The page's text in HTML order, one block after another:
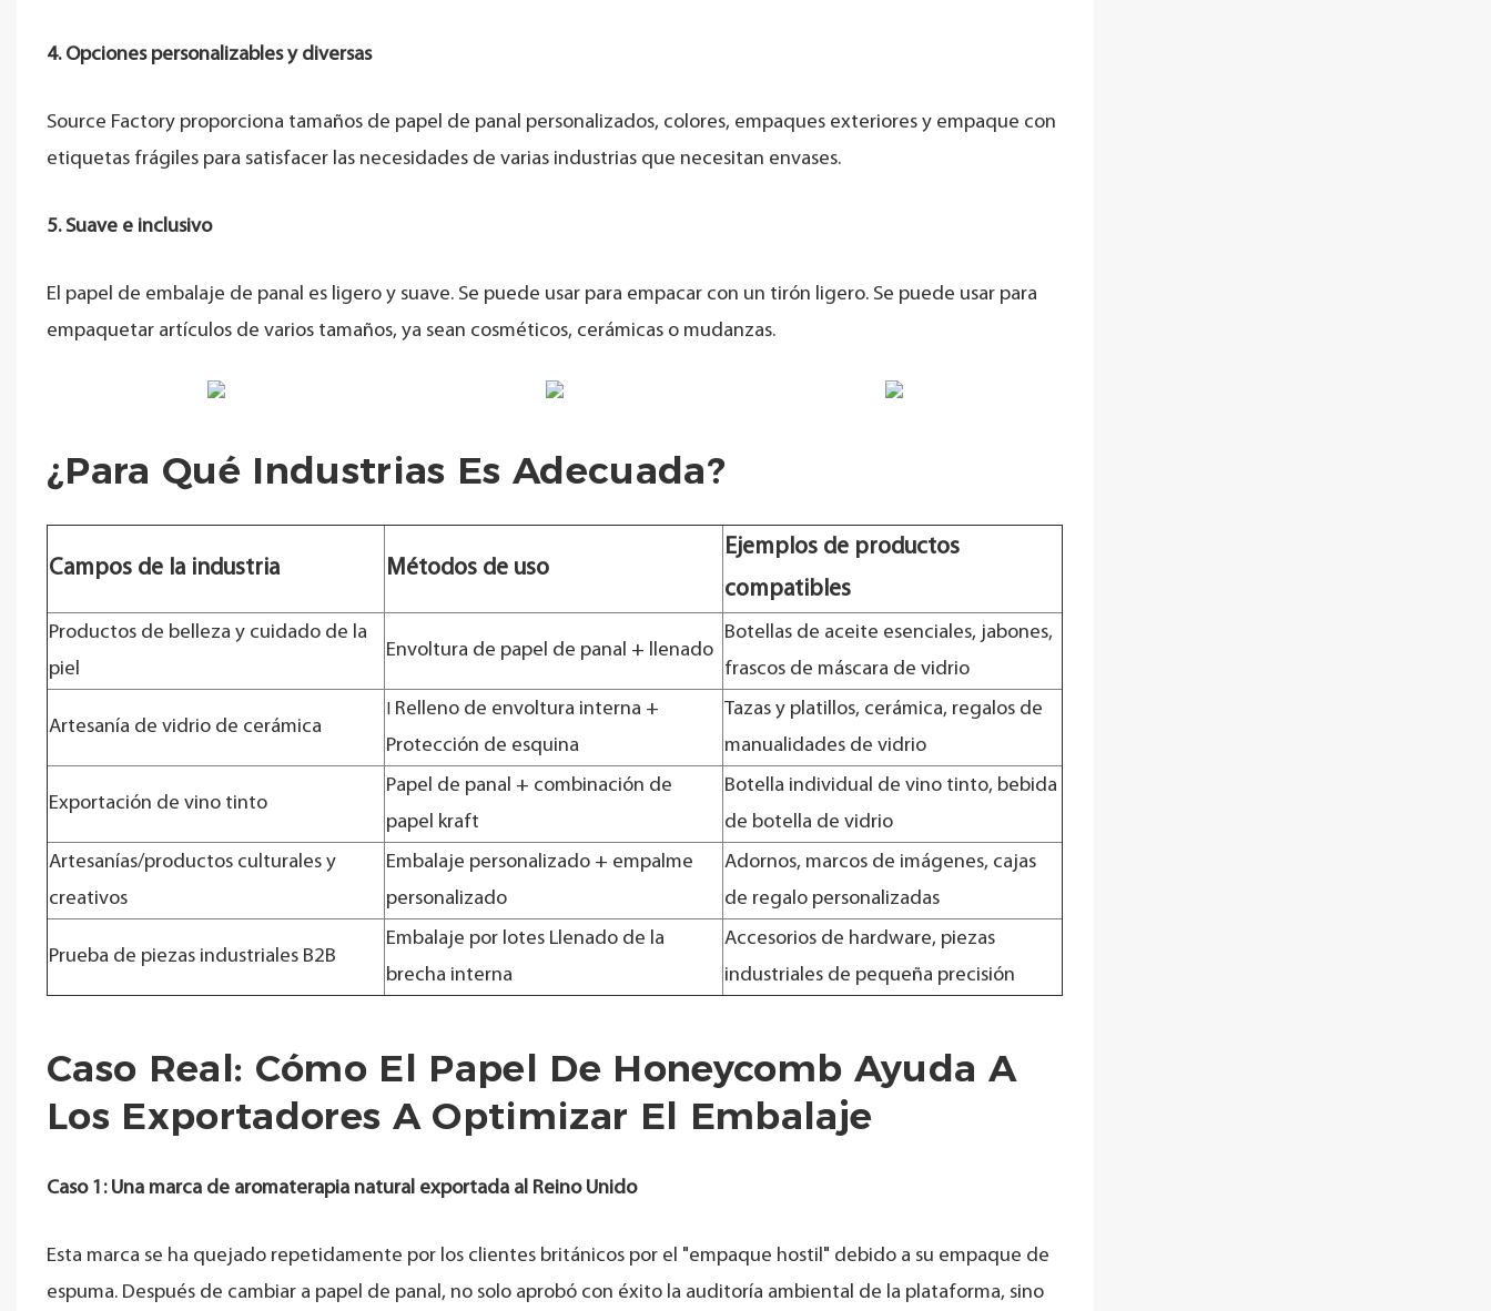
4. Opciones personalizables y diversas
Source Factory proporciona tamaños de papel de panal personalizados, colores, empaques exteriores y empaque con
etiquetas frágiles para satisfacer las necesidades de varias industrias que necesitan envases.
5. Suave e inclusivo
El papel de embalaje de panal es ligero y suave. Se puede usar para empacar con un tirón ligero. Se puede usar para
empaquetar artículos de varios tamaños, ya sean cosméticos, cerámicas o mudanzas.
¿Para Qué Industrias Es Adecuada?
Campos de la industria Métodos de uso
Ejemplos de productos
compatibles
Productos de belleza y cuidado de la
piel
Envoltura de papel de panal + llenado
Botellas de aceite esenciales, jabones,
frascos de máscara de vidrio
Artesanía de vidrio de cerámica
Relleno de envoltura interna +
Protección de esquina
Tazas y platillos, cerámica, regalos de
manualidades de vidrio
Exportación de vino tinto
Papel de panal + combinación de
papel kraft
Botella individual de vino tinto, bebida
de botella de vidrio
Artesanías/productos culturales y
creativos
Embalaje personalizado + empalme
personalizado
Adornos, marcos de imágenes, cajas
de regalo personalizadas
Prueba de piezas industriales B2B
Embalaje por lotes Llenado de la
brecha interna
Accesorios de hardware, piezas
industriales de pequeña precisión
Caso Real: Cómo El Papel De Honeycomb Ayuda A
Los Exportadores A Optimizar El Embalaje
Caso 1: Una marca de aromaterapia natural exportada al Reino Unido
Esta marca se ha quejado repetidamente por los clientes británicos por el "empaque hostil" debido a su empaque de
espuma. Después de cambiar a papel de panal, no solo aprobó con éxito la auditoría ambiental de la plataforma, sino